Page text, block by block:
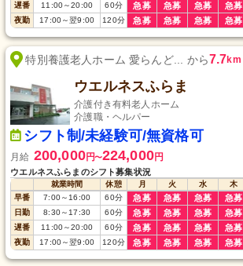
遅番 11:00～20:00 60分 急募 急募 急募 急募
夜勤 17:00～翌9:00 120分 急募 急募 急募 急募
特別養護老人ホーム 愛らんど... から7.7km
ウエルネスふらま
介護付き有料老人ホーム
介護職・ヘルパー
シフト制/未経験可/無資格可
月給 200,000円〜224,000円
ウエルネスふらまのシフト募集状況
就業時間 休憩 月 火 水 木
早番
7:00～16:00 60分 急募 急募 急募 急募
日勤 8:30～17:30 60分 急募 急募 急募 急募
遅番 11:00～20:00 60分 急募 急募 急募 急募
夜勤 17:00～翌9:00 120分 急募 急募 急募 急募